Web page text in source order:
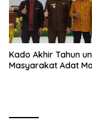
Kado Akhir Tahun
Masyarakat Adat